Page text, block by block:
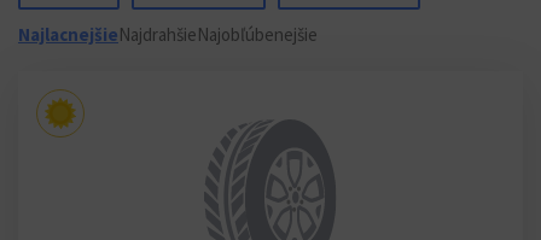
NajlacnejšieNajdrahšieNajobľúbenejšie